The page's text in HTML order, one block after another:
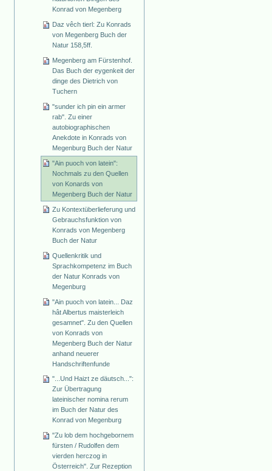
Konrad von Megenberg
Daz vêch tierl: Zu Konrads
von Megenberg Buch der
Natur 158,5ff.
Megenberg am Fürstenhof.
Das Buch der eygenkeit der
dinge des Dietrich von
Tuchern
"sunder ich pin ein armer
rab". Zu einer
autobiographischen
Anekdote in Konrads von
Megenburg Buch der Natur
"Ain puoch von latein":
Nochmals zu den Quellen
von Konards von
Megenberg Buch der Natur
Zu Kontextüberlieferung und
Gebrauchsfunktion von
Konrads von Megenberg
Buch der Natur
Quellenkritik und
Sprachkompetenz im Buch
der Natur Konrads von
Megenburg
"Ain puoch von latein... Daz
hât Albertus maisterleich
gesamnet". Zu den Quellen
von Konrads von
Megenberg Buch der Natur
anhand neuerer
Handschriftenfunde
"...Und Haizt ze däutsch...":
Zur Übertragung
lateinischer nomina rerum
im Buch der Natur des
Konrad von Megenburg
"Zu lob dem hochgebornem
fürsten / Rudolfen dem
vierden herczog in
Österreich". Zur Rezeption